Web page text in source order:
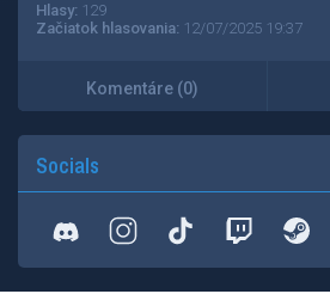
Hlasy: 129
Začiatok hlasovania: 12/07/2025 19:37
Komentáre (0)
Socials